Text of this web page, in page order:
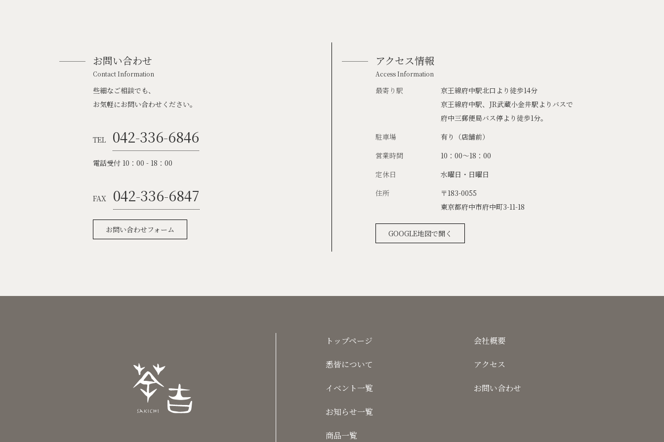
お問い合わせ
Contact Information
些細なご相談でも、
お気軽にお問い合わせください。
TEL 042-336-6846
電話受付 10：00 - 18：00
FAX 042-336-6847
お問い合わせフォーム
アクセス情報
Access Information
最寄り駅
京王線府中駅北口より徒歩14分
京王線府中駅、JR武蔵小金井駅よりバスで
府中三郵便局バス停より徒歩1分。
駐車場
有り（店舗前）
営業時間
10：00～18：00
定休日
水曜日・日曜日
住所
〒183-0055
東京都府中市府中町3-11-18
GOOGLE地図で開く
トップページ
悉皆について
イベント一覧
お知らせ一覧
商品一覧
会社概要
アクセス
お問い合わせ